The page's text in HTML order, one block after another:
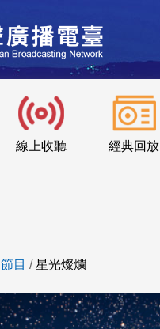
線上收聽 經典回放
節目 /星光燦爛